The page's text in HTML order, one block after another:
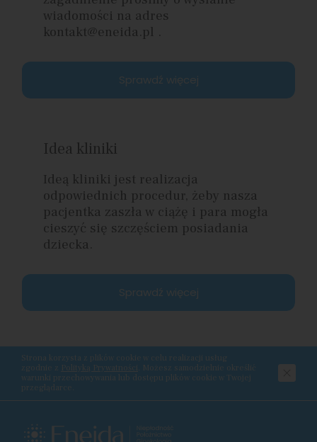
wiadomości na adres
kontakt@eneida.pl .
Sprawdź więcej
Idea kliniki
Ideą kliniki jest realizacja
odpowiednich procedur, żeby nasza
pacjentka zaszła w ciążę i para mogła
cieszyć się szczęściem posiadania
dziecka.
Sprawdź więcej
Strona korzysta z plików cookie w celu realizacji usług
zgodnie z Polityką Prywatności . Możesz samodzielnie określić
warunki przechowywania lub dostępu plików cookie w Twojej
przeglądarce.